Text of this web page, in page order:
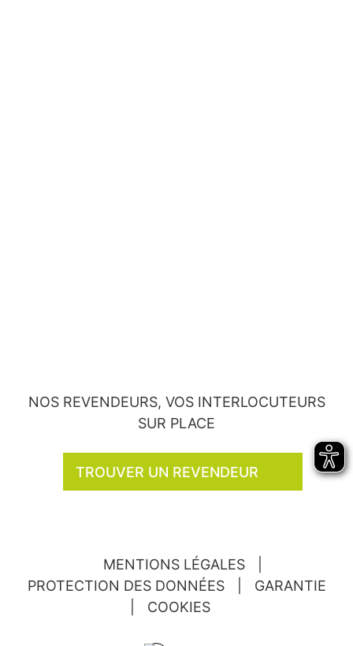
NOS REVENDEURS, VOS INTERLOCUTEURS
SUR PLACE
TROUVER UN REVENDEUR
MENTIONS LÉGALES
PROTECTION DES DONNÉES
GARANTIE
COOKIES